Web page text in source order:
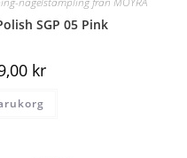
SGP 05 Pink
kr